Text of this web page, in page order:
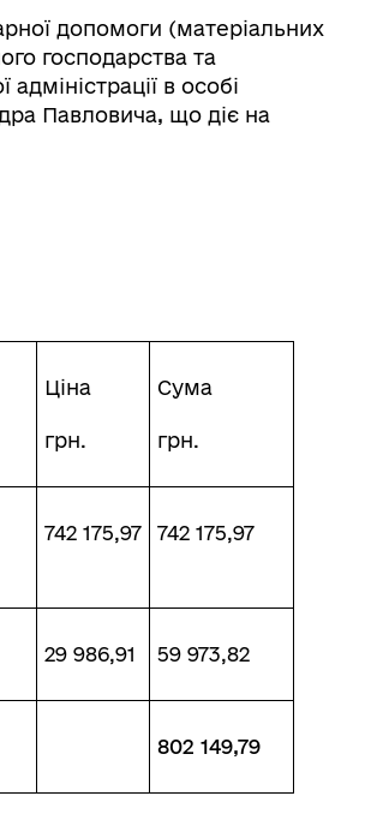
допомоги (матеріальних
господарства та
в особі
Павловича, що діє на
Ціна
грн.
Сума
грн.
742 175,97 742 175,97
29 986,91 59 973,82
802 149,79